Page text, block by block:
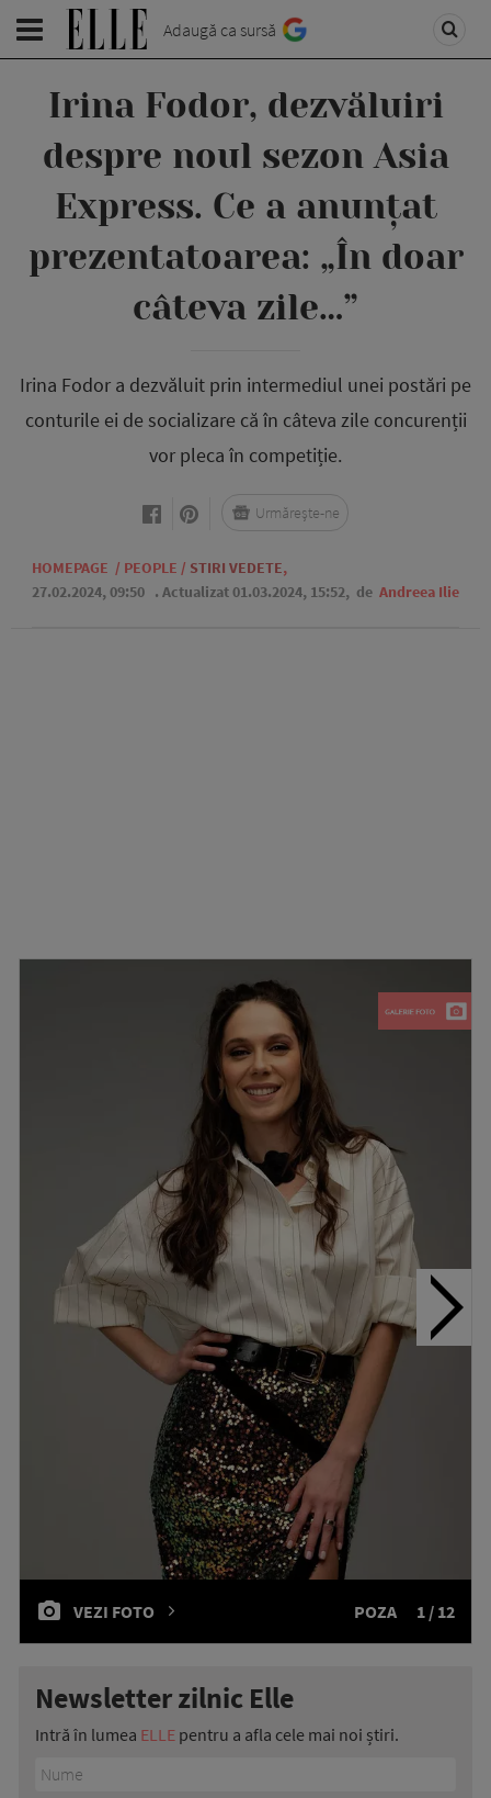
Adaugă ca sursă
Irina Fodor, dezvăluiri
despre noul sezon Asia
Express. Ce a anunțat
prezentatoarea: „În doar
câteva zile…”
Irina Fodor a dezvăluit prin intermediul unei postări pe
conturile ei de socializare că în câteva zile concurenții
vor pleca în competiție.
HOMEPAGE / PEOPLE / STIRI VEDETE,
27.02.2024, 09:50 . Actualizat 01.03.2024, 15:52, de Andreea Ilie
Urmărește-ne
VEZI FOTO POZA 1 / 12
Newsletter zilnic Elle
Intră în lumea ELLE pentru a afla cele mai noi știri.